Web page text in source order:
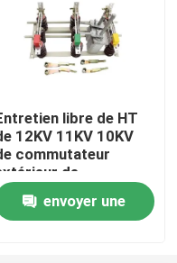
de débranchement
CT
libre de HT
12KV 11KV 10KV
commutateur
de
envoyer une